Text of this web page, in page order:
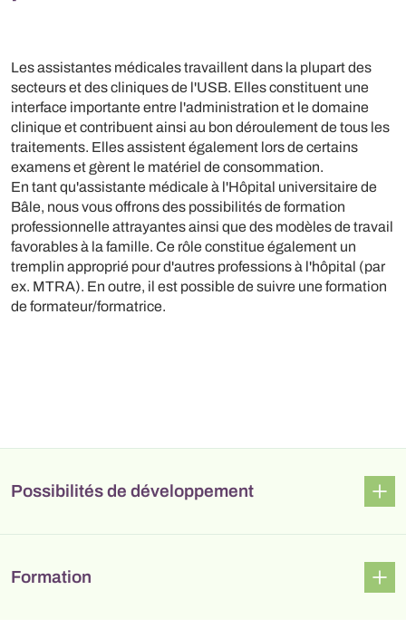
Les assistantes médicales travaillent dans la plupart des
secteurs et des cliniques de l'USB. Elles constituent une
interface importante entre l'administration et le domaine
clinique et contribuent ainsi au bon déroulement de tous les
traitements. Elles assistent également lors de certains
examens et gèrent le matériel de consommation.
En tant qu'assistante médicale à l'Hôpital universitaire de
Bâle, nous vous offrons des possibilités de formation
professionnelle attrayantes ainsi que des modèles de travail
favorables à la famille. Ce rôle constitue également un
tremplin approprié pour d'autres professions à l'hôpital (par
ex. MTRA). En outre, il est possible de suivre une formation
de formateur/formatrice.
Possibilités de développement
Formation